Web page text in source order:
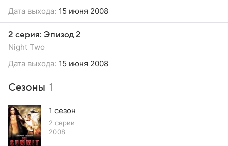
Дата выхода: 15 июня 2008
2 серия: Эпизод 2
Night Two
Дата выхода: 15 июня 2008
Сезоны 1
1 сезон
2 серии
2008